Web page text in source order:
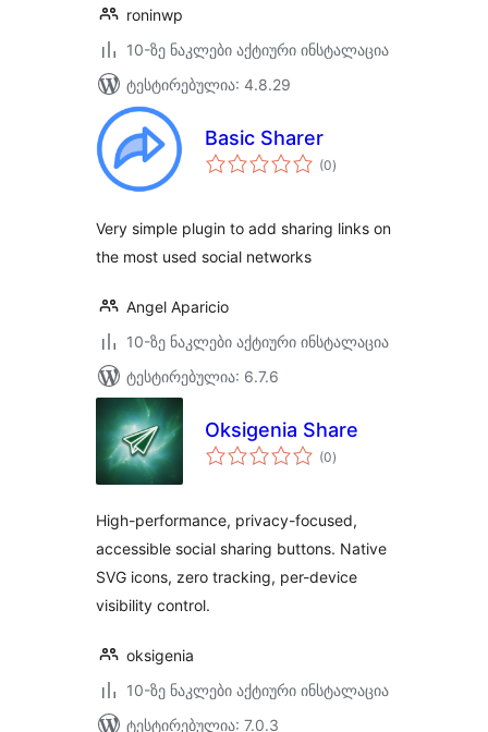
roninwp
10-ზე ნაკლები აქტიური ინსტალაცია
ტესტირებულია: 4.8.29
Basic Sharer
(0საერთო
რეიტინგი
)
Very simple plugin to add sharing links on
the most used social networks
Angel Aparicio
10-ზე ნაკლები აქტიური ინსტალაცია
ტესტირებულია: 6.7.6
Oksigenia Share
(0საერთო
რეიტინგი
)
High-performance, privacy-focused,
accessible social sharing buttons. Native
SVG icons, zero tracking, per-device
visibility control.
oksigenia
10-ზე ნაკლები აქტიური ინსტალაცია
ტესტირებულია: 7.0.3